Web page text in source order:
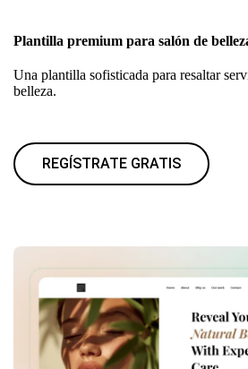
Plantilla premium para salón de
Una plantilla sofisticada para resaltar
belleza.
REGÍSTRATE GRATIS